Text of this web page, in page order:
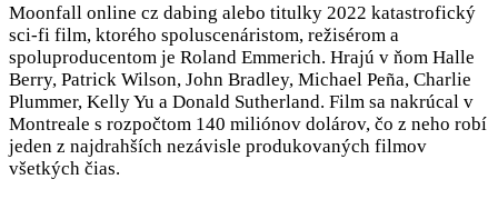
Moonfall online cz dabing alebo titulky 2022 katastrofický
sci-fi film, ktorého spoluscenáristom, režisérom a
spoluproducentom je Roland Emmerich. Hrajú v ňom Halle
Berry, Patrick Wilson, John Bradley, Michael Peña, Charlie
Plummer, Kelly Yu a Donald Sutherland. Film sa nakrúcal v
Montreale s rozpočtom 140 miliónov dolárov, čo z neho robí
jeden z najdrahších nezávisle produkovaných filmov
všetkých čias.